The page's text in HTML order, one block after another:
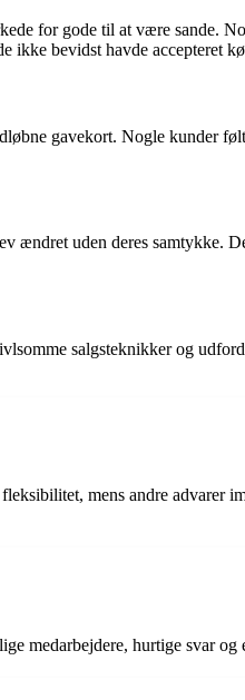
for gode til at være sande.
ikke bevidst havde accepteret
gavekort. Nogle kunder
ændret uden deres
salgsteknikker og
mens andre advarer
medarbejdere, hurtige svar